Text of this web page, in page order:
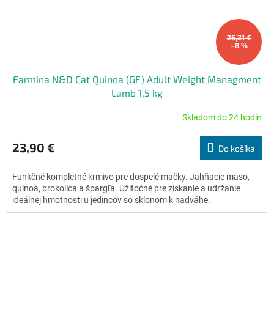
26,21 €
–8 %
Farmina N&D Cat Quinoa (GF) Adult Weight Managment
Lamb 1,5 kg
produktu
je
z
5
hviezdičiek.
Skladom do 24 hodín
23,90 € Do košíka
Funkčné kompletné krmivo pre dospelé mačky. Jahňacie mäso,
quinoa, brokolica a špargľa. Užitočné pre získanie a udržanie
ideálnej hmotnosti u jedincov so sklonom k nadváhe.